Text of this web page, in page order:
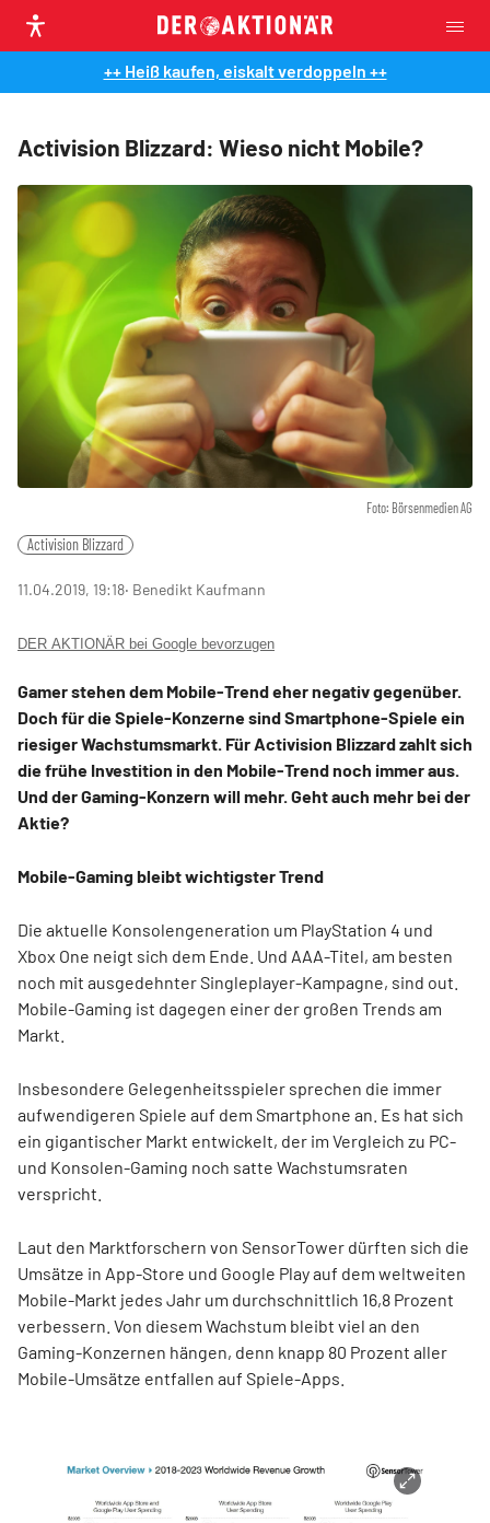
++ Heiß kaufen, eiskalt verdoppeln ++
Activision Blizzard: Wieso nicht Mobile?
Foto: Börsenmedien AG
Activision Blizzard
11.04.2019, 19:18‧ Benedikt Kaufmann
DER AKTIONÄR bei Google bevorzugen
Gamer stehen dem Mobile-Trend eher negativ gegenüber.
Doch für die Spiele-Konzerne sind Smartphone-Spiele ein
riesiger Wachstumsmarkt. Für Activision Blizzard zahlt sich
die frühe Investition in den Mobile-Trend noch immer aus.
Und der Gaming-Konzern will mehr. Geht auch mehr bei der
Aktie?
Mobile-Gaming bleibt wichtigster Trend
Die aktuelle Konsolengeneration um PlayStation 4 und
Xbox One neigt sich dem Ende. Und AAA-Titel, am besten
noch mit ausgedehnter Singleplayer-Kampagne, sind out.
Mobile-Gaming ist dagegen einer der großen Trends am
Markt.
Insbesondere Gelegenheitsspieler sprechen die immer
aufwendigeren Spiele auf dem Smartphone an. Es hat sich
ein gigantischer Markt entwickelt, der im Vergleich zu PC-
und Konsolen-Gaming noch satte Wachstumsraten
verspricht.
Laut den Marktforschern von SensorTower dürften sich die
Umsätze in App-Store und Google Play auf dem weltweiten
Mobile-Markt jedes Jahr um durchschnittlich 16,8 Prozent
verbessern. Von diesem Wachstum bleibt viel an den
Gaming-Konzernen hängen, denn knapp 80 Prozent aller
Mobile-Umsätze entfallen auf Spiele-Apps.